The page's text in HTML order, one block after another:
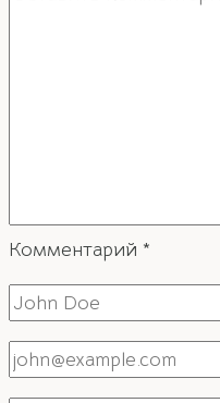
Комментарий *